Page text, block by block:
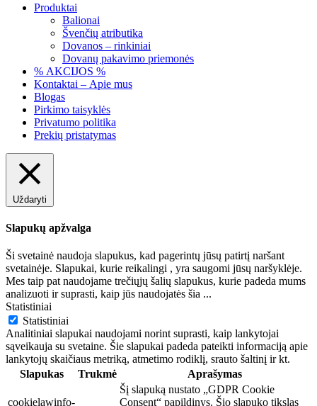
Produktai
Balionai
Švenčių atributika
Dovanos – rinkiniai
Dovanų pakavimo priemonės
% AKCIJOS %
Kontaktai – Apie mus
Blogas
Pirkimo taisyklės
Privatumo politika
Prekių pristatymas
Uždaryti
Slapukų apžvalga
Ši svetainė naudoja slapukus, kad pagerintų jūsų patirtį naršant
svetainėje. Slapukai, kurie reikalingi , yra saugomi jūsų naršyklėje.
Mes taip pat naudojame trečiųjų šalių slapukus, kurie padeda mums
analizuoti ir suprasti, kaip jūs naudojatės šia ...
Statistiniai
Statistiniai
Analitiniai slapukai naudojami norint suprasti, kaip lankytojai
sąveikauja su svetaine. Šie slapukai padeda pateikti informaciją apie
lankytojų skaičiaus metriką, atmetimo rodiklį, srauto šaltinį ir kt.
Slapukas
Trukmė Aprašymas
cookielawinfo-
Šį slapuką nustato „GDPR Cookie
Consent“ papildinys. Šio slapuko tikslas